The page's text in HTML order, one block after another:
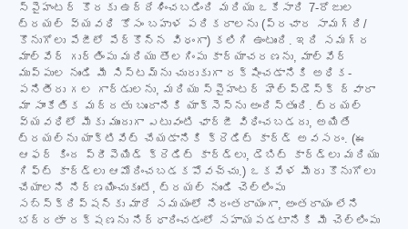
స్పైహంటర్ కొరకు ఉద్దేశించబడింది మరియు ఒకేసారి 7-రోజుల
ట్రయల్ వ్యవధి కోసం బహుళ పరికరాలను (ప్రచార సామగ్రి/
కొనుగోలు పేజీలో పేర్కొన్న విధంగా) కలిగి ఉంటుంది. ఇది సమగ్ర
మాల్వేర్ గుర్తింపు మరియు తొలగింపు కార్యాచరణను, మాల్వేర్
ముప్పుల నుండి మీ సిస్టమ్‌ను చురుకుగా రక్షించడానికి అధిక-
పనితీరు గల గార్డులను, మరియు స్పైహంటర్ హెల్ప్‌డెస్క్ ద్వారా
మా సాంకేతిక మద్దతు బృందానికి యాక్సెస్‌ను అందిస్తుంది. ట్రయల్
వ్యవధిలో మీకు ముందుగా ఎటువంటి ఛార్జీ విధించబడదు, అయితే
ట్రయల్‌ను యాక్టివేట్ చేయడానికి క్రెడిట్ కార్డ్ అవసరం. (ఈ
ఆఫర్ కింద ప్రీపెయిడ్ క్రెడిట్ కార్డ్‌లు, డెబిట్ కార్డ్‌లు మరియు
గిఫ్ట్ కార్డ్‌లు ఆమోదించబడకపోవచ్చు.) ఒకవేళ మీరు కొనుగోలు
చేయాలని నిర్ణయించుకుంటే, ట్రయల్ నుండి చెల్లింపు
సబ్‌స్క్రిప్షన్‌కు మారే సమయంలో నిరంతరాయంగా, అంతరాయం లేని
భద్రతా రక్షణను నిర్ధారించడంలో సహాయపడటానికి మీ చెల్లింపు